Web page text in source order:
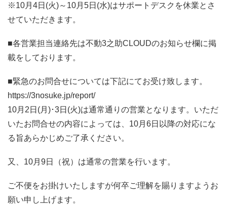
※10月4日(火)～10月5日(水)はサポートデスクを休業とさ
せていただきます。
■各営業担当連絡先は不動3之助CLOUDのお知らせ欄に掲
載をしております。
■緊急のお問合せについては下記にてお受け致します。
https://3nosuke.jp/report/
10月2日(月)･3日(火)は通常通りの営業となります。いただ
いたお問合せの内容によっては、10月6日以降の対応にな
る旨あらかじめご了承ください。
又、10月9日（祝）は通常の営業を行います。
ご不便をお掛けいたしますが何卒ご理解を賜りますようお
願い申し上げます。